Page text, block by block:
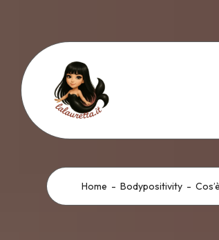
content
L
a
L
Home - Bodypositivity -